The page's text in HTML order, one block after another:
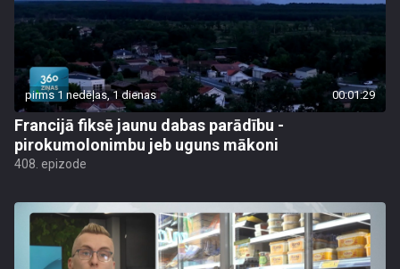
pirms 1 nedēļas, 1 dienas 00:01:29
Francijā fiksē jaunu dabas parādību -
pirokumolonimbu jeb uguns mākoni
408. epizode